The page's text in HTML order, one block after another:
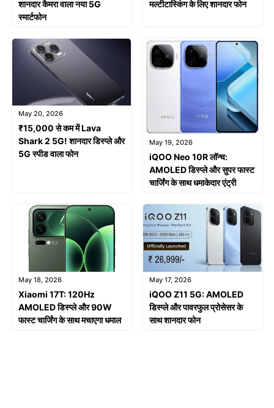
शानदार कैमरा वाला नया 5G
स्मार्टफोन
मल्टीटास्किंग के लिए शानदार फोन
May 20, 2026
₹15,000 से कम में Lava
Shark 2 5G! शानदार डिस्प्ले और
5G स्पीड वाला फोन
May 19, 2026
iQOO Neo 10R लॉन्च:
AMOLED डिस्प्ले और सुपर फास्ट
चार्जिंग के साथ धमाकेदार एंट्री
May 18, 2026
Xiaomi 17T: 120Hz
AMOLED डिस्प्ले और 90W
फास्ट चार्जिंग के साथ मचाएगा धमाल
May 17, 2026
iQOO Z11 5G: AMOLED
डिस्प्ले और पावरफुल प्रोसेसर के
साथ शानदार फोन